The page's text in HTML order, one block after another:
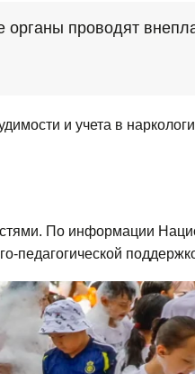
проводят
и учета в
По информации
педагогической